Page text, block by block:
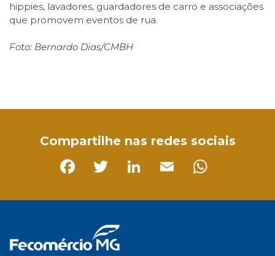
hippies, lavadores, guardadores de carro e associações
que promovem eventos de rua.
Foto: Bernardo Dias/CMBH
Compartilhe nas redes sociais